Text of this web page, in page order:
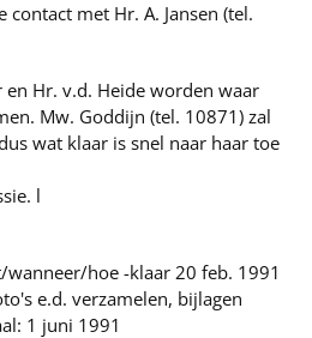
met Hr. A. Jansen (tel.
Hr. v.d. Heide worden waar
Mw. Goddijn (tel. 10871) zal
wat klaar is snel naar haar toe
l
hoe -klaar 20 feb. 1991
e.d. verzamelen, bijlagen
1 juni 1991